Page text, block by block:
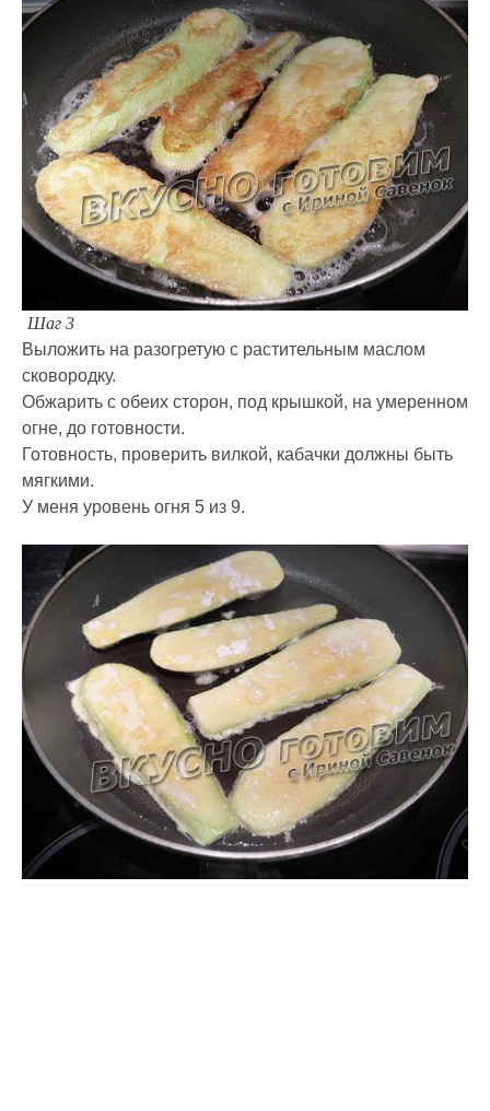
Шаг 3
Выложить на разогретую с растительным маслом
сковородку.
Обжарить с обеих сторон, под крышкой, на умеренном
огне, до готовности.
Готовность, проверить вилкой, кабачки должны быть
мягкими.
У меня уровень огня 5 из 9.